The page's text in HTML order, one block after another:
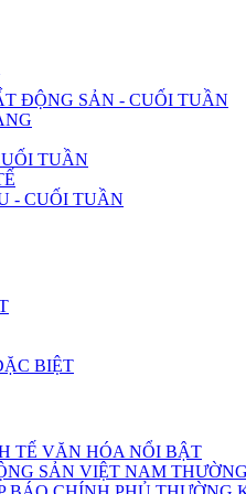
ĐỘNG SẢN - CUỐI TUẦN
TUẦN
- CUỐI TUẦN
BIỆT
TẾ VĂN HÓA NỔI BẬT
SẢN VIỆT NAM